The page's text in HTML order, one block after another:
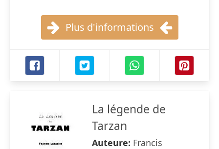
Plus d'informations
La légende de
Tarzan
Auteure: Francis